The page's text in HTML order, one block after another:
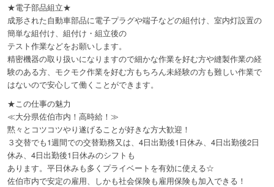
★電子部品組立★
成形された自動車部品に電子プラグや端子などの組付け、室内灯設置の
簡単な組付け、組付け・組立後の
テスト作業などをお願いします。
精密機器の取り扱いになりますので細かな作業を好む方や縫製作業の経
験のある方、モクモク作業を好む方もちろん未経験の方も難しい作業で
はないので安心して働くことができます。
★この仕事の魅力
≪大分県佐伯市内！高時給！≫
黙々とコツコツやり遂げることが好きな方大歓迎！
３交替でも1週間での交替勤務又は、4日出勤後1日休み、4日出勤後2日
休み、4日出勤後1日休みのシフトも
あります。平日休みも多くプライベートを有効に使える☆
佐伯市内で安定の雇用、しかも社会保険も雇用保険も加入できる！